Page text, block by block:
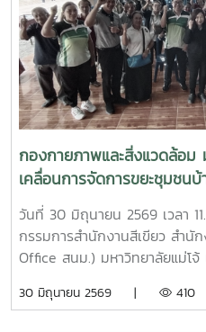
กองกายภาพและสิ่งแวดล้อม
เคลื่อนการจัดการขยะชุมชน
ยั่งยืน
วันที่ 30 มิถุนายน 2569 เวลา
กรรมการสำนักงานสีเขียว สำนั
Office สนม.) มหาวิทยาลัยแม่โจ้
ถ่ายทอดแนวทางการเปลี่ยนเศษอ
30 มิถุนายน 2569 | 410